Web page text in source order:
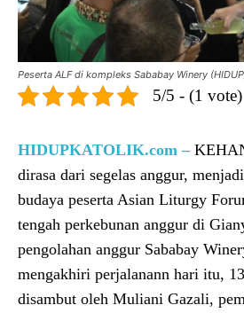
Peserta ALF di kompleks Sababay Winery
5/5 - (1 vote)
HIDUPKATOLIK.com –
dirasa dari segelas anggur,
budaya peserta Asian Liturgy
tengah perkebunan anggur di
pengolahan anggur Sababay
mengakhiri perjalanann hari itu,
disambut oleh Muliani Gazali,